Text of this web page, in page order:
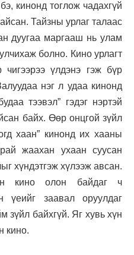
кинонд тоглож чадахгүй
Тайзны урлаг талаас
дуугаа маргааш нь улам
болно. Кино урлагт
үлдэнэ гэж бүр
нэг л удаа кинонд
тээвэл” гэдэг нэртэй
байх. Өөр онцгой зүйл
хаан” кинонд их хааны
жаахан ухаан суусан
хүндэтгэж хүлээж авсан.
кино олон байдаг ч
үеийг заавал оруулдаг
зүйл байхгүй. Яг хувь хүн
кино.